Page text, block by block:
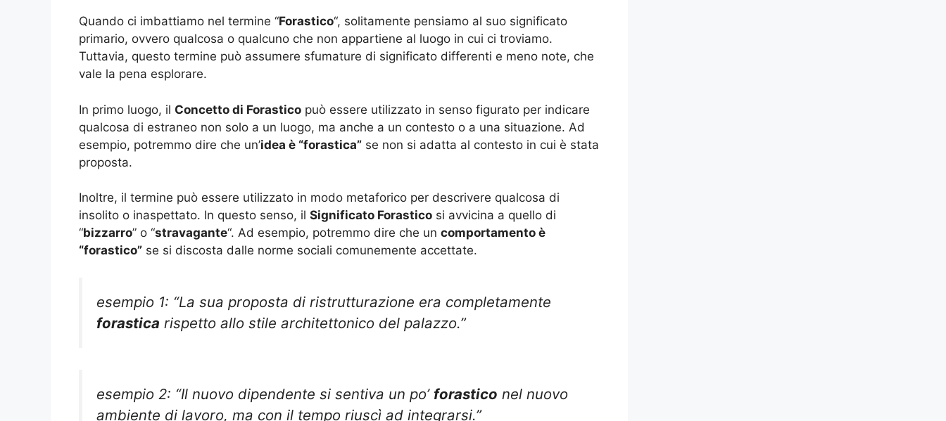
Quando ci imbattiamo nel termine “Forastico“, solitamente pensiamo al suo significato
primario, ovvero qualcosa o qualcuno che non appartiene al luogo in cui ci troviamo.
Tuttavia, questo termine può assumere sfumature di significato differenti e meno note, che
vale la pena esplorare.
In primo luogo, il Concetto di Forastico può essere utilizzato in senso figurato per indicare
qualcosa di estraneo non solo a un luogo, ma anche a un contesto o a una situazione. Ad
esempio, potremmo dire che un’idea è “forastica” se non si adatta al contesto in cui è stata
proposta.
Inoltre, il termine può essere utilizzato in modo metaforico per descrivere qualcosa di
insolito o inaspettato. In questo senso, il Significato Forastico si avvicina a quello di
“bizzarro” o “stravagante“. Ad esempio, potremmo dire che un comportamento è
“forastico” se si discosta dalle norme sociali comunemente accettate.
esempio 1: “La sua proposta di ristrutturazione era completamente
forastica rispetto allo stile architettonico del palazzo.”
esempio 2: “Il nuovo dipendente si sentiva un po’ forastico nel nuovo
ambiente di lavoro, ma con il tempo riuscì ad integrarsi.”